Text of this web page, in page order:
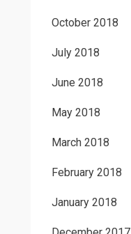
October 2018
July 2018
June 2018
May 2018
March 2018
February 2018
January 2018